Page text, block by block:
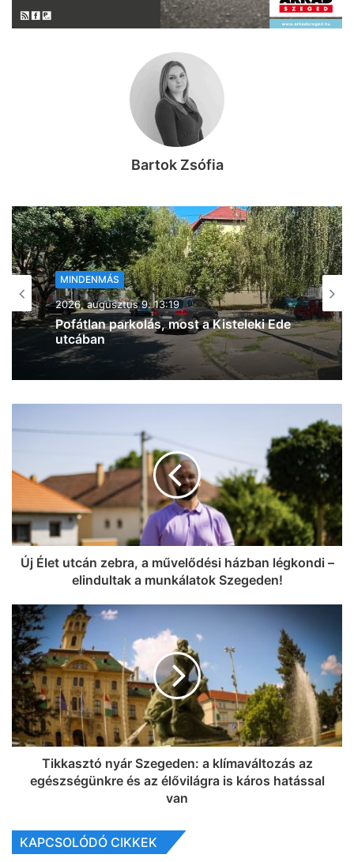
Bartok Zsófia
MINDENMÁS
2026, augusztus 9. 12:29
Újabb három tűz: ezúttal a 47-es
mentén, az egyik az algyői MOL-nál
(frissítve!)
Új Élet utcán zebra, a művelődési házban légkondi –
elindultak a munkálatok Szegeden!
Tikkasztó nyár Szegeden: a klímaváltozás az
egészségünkre és az élővilágra is káros hatással
van
KAPCSOLÓDÓ CIKKEK